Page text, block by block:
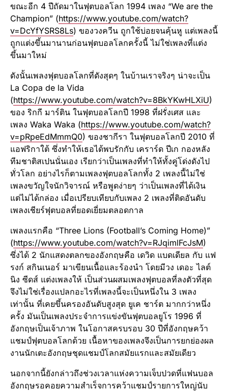
ขณะอีก 4 ปีถัดมาในฟุตบอลโลก 1994 เพลง “We are the
Champion” (https://www.youtube.com/watch?
v=DcYfYSRS8Ls) ของวงควีน ถูกใช้บ่อยจนคุ้นหู แต่เพลงนี้
ถูกแต่งขึ้นมานานก่อนฟุตบอลโลกครั้งนี้ ไม่ใช่เพลงที่แต่ง
ขึ้นมาใหม่
ดังนั้นเพลงฟุตบอลโลกที่ดังสุดๆ ในบ้านเราจริงๆ น่าจะเป็น
La Copa de la Vida
(https://www.youtube.com/watch?v=8BkYKwHLXiU)
ของ ริกกี มาร์ติน ในฟุตบอลโลกปี 1998 ที่ฝรั่งเศส และ
เพลง Waka Waka (https://www.youtube.com/watch?
v=pRpeEdMmmQ0) ของชากีรา ในฟุตบอลโลกปี 2010 ที่
แอฟริกาใต้ ซึ่งทำให้เธอได้พบรักกับ เคราร์ด ปีเก กองหลัง
ทีมชาติสเปนนั่นเอง เรียกว่าเป็นเพลงที่ทำให้ทั้งคู่โด่งดังไป
ทั่วโลก อย่างไรก็ตามเพลงฟุตบอลโลกทั้ง 2 เพลงนี้ไม่ใช่
เพลงขวัญใจนักวิจารณ์ หรือพูดง่ายๆ ว่าเป็นเพลงที่ได้เงิน
แต่ไม่ได้กล่อง เมื่อเปรียบเทียบกับเพลง 2 เพลงที่ติดอันดับ
เพลงเชียร์ฟุตบอลที่ยอดเยี่ยมตลอดกาล
เพลงแรกคือ “Three Lions (Football’s Coming Home)”
(https://www.youtube.com/watch?v=RJqimlFcJsM)
ซึ่งได้ 2 นักแสดงตลกของอังกฤษคือ เดวิด แบดเดียล กับ แฟ
รงก์ สกินเนอร์ มาเขียนเนื้อและร้องนำ โดยมีวง เดอะ ไลต์
นิง ซีดส์ แต่งเพลงให้ เป็นส่วนผสมเพลงฟุตบอลที่ลงตัวที่สุด
จึงไม่ใช่เรื่องแปลกอะไรที่เพลงนี้จะเป็นหนึ่งใน 3 เพลง
เท่านั้น ที่เคยขึ้นครองอันดับสูงสุด ยูเค ชาร์ต มากกว่าหนึ่ง
ครั้ง มันเป็นเพลงประจำการแข่งขันฟุตบอลยูโร 1996 ที่
อังกฤษเป็นเจ้าภาพ ในโอกาสครบรอบ 30 ปีที่อังกฤษคว้า
แชมป์ฟุตบอลโลกด้วย เนื้อหาของเพลงจึงเป็นการยกย่องผล
งานนักเตะอังกฤษชุดแชมป์โลกสมัยแรกและสมัยเดียว
นอกจากนี้ยังกล่าวถึงช่วงเวลาแห่งความเจ็บปวดที่แฟนบอล
อังกฤษรอคอยความสำเร็จการคว้าแชมป์รายการใหญ่นับ